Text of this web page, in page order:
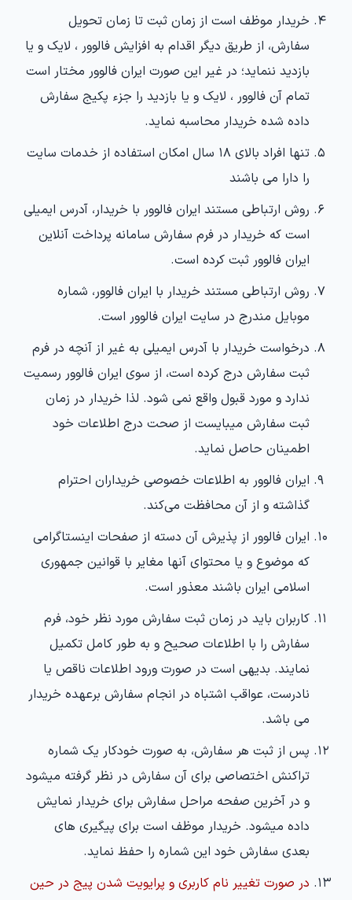
خریدار موظف است از زمان ثبت تا زمان تحویل
سفارش، از طریق دیگر اقدام به افزایش فالوور ، لایک و یا
بازدید ننماید؛ در غیر این صورت ایران فالوور مختار است
تمام آن فالوور ، لایک و یا بازدید را جزء پکیج سفارش
داده شده خریدار محاسبه نماید.
تنها افراد بالای 18 سال امکان استفاده از خدمات سایت
را دارا می باشند
روش ارتباطی مستند ایران فالوور با خریدار، آدرس ایمیلی
است که خریدار در فرم سفارش سامانه پرداخت آنلاین
ایران فالوور ثبت کرده است.
روش ارتباطی مستند خریدار با ایران فالوور، شماره
موبایل مندرج در سایت ایران فالوور است.
درخواست خریدار با آدرس ایمیلی به غیر از آنچه در فرم
ثبت سفارش درج کرده است، از سوی ایران فالوور رسمیت
ندارد و مورد قبول واقع نمی شود. لذا خریدار در زمان
ثبت سفارش میبایست از صحت درج اطلاعات خود
اطمینان حاصل نماید.
ایران فالوور به اطلاعات خصوصی خریداران احترام
گذاشته و از آن محافظت می‏‌کند.
ایران فالوور از پذیرش آن دسته از صفحات اینستاگرامی
که موضوع و یا محتوای آنها مغایر با قوانین جمهوری
اسلامی ایران باشند معذور است.
کاربران باید در زمان ثبت سفارش مورد نظر خود، فرم
سفارش را با اطلاعات صحیح و به طور کامل تکمیل
نمایند. بدیهی است در صورت ورود اطلاعات ناقص یا
نادرست، عواقب اشتباه در انجام سفارش برعهده خریدار
می باشد.
پس از ثبت هر سفارش، به صورت خودکار یک شماره
تراکنش اختصاصی برای آن سفارش در نظر گرفته میشود
و در آخرین صفحه مراحل سفارش برای خریدار نمایش
داده میشود. خریدار موظف است برای پیگیری های
بعدی سفارش خود این شماره را حفظ نماید.
در صورت تغییر نام کاربری و پرایویت شدن پیج در حین